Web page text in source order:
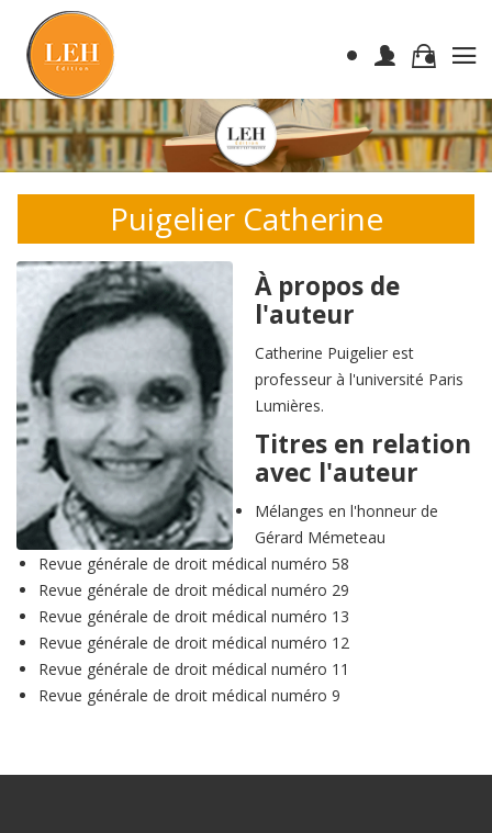
Puigelier Catherine
À propos de
l'auteur
Catherine Puigelier est
professeur à l'université Paris
Lumières.
Titres en relation
avec l'auteur
Mélanges en l'honneur de
Gérard Mémeteau
Revue générale de droit médical numéro 58
Revue générale de droit médical numéro 29
Revue générale de droit médical numéro 13
Revue générale de droit médical numéro 12
Revue générale de droit médical numéro 11
Revue générale de droit médical numéro 9